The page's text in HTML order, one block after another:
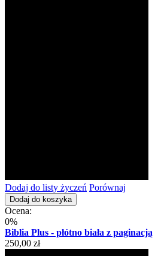
Dodaj do listy życzeń Porównaj
Dodaj do koszyka
Ocena:
0%
Biblia Plus - płótno biała z paginacją
250,00 zł